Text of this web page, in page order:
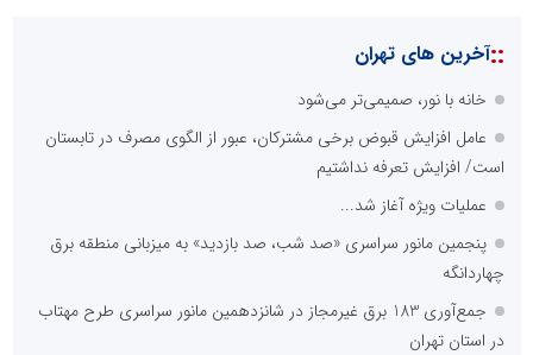
::آخرین های تهران
خانه با نور، صمیمی‌تر می‌شود
عامل افزایش قبوض برخی مشترکان، عبور از الگوی مصرف در تابستان
است/ افزایش تعرفه نداشتیم
عملیات ویژه آغاز شد...
پنجمین مانور سراسری «صد شب، صد بازدید» به میزبانی منطقه برق
چهاردانگه
جمع‌آوری 183 برق غیرمجاز در شانزدهمین مانور سراسری طرح مهتاب
در استان تهران